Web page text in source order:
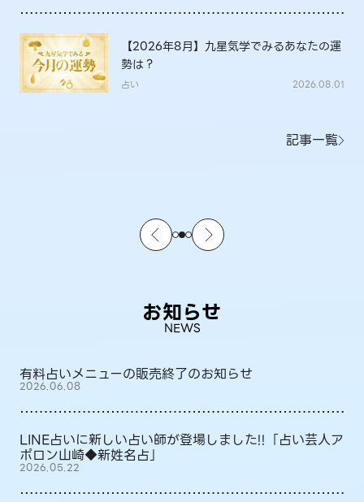
【2026年8月】九星気学でみるあなたの運
勢は？
占い 2026.08.01
記事一覧
お知らせ
NEWS
有料占いメニューの販売終了のお知らせ
2026.06.08
LINE占いに新しい占い師が登場しました!!「占い芸人ア
ポロン山崎◆新姓名占」
2026.05.22